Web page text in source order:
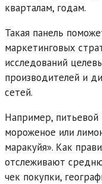
кварталам, годам.
Такая панель
маркетинговых
исследований
производителей и
сетей.
Например, питьевой
мороженое или
маракуйя». Как
отслеживают
чек покупки,